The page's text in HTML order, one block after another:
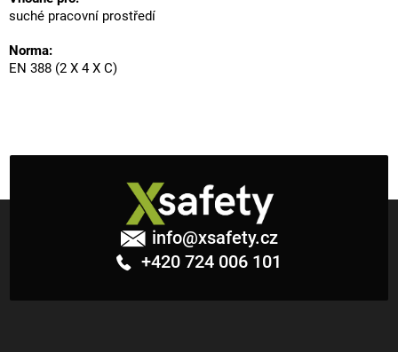
suché pracovní prostředí
Norma:
EN 388 (2 X 4 X C)
info@xsafety.cz
+420 724 006 101